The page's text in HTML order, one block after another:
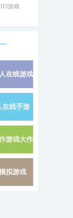
H5游戏
详情 »
在线游戏
详情 »
在线手游
详情 »
游戏大作
拟游戏